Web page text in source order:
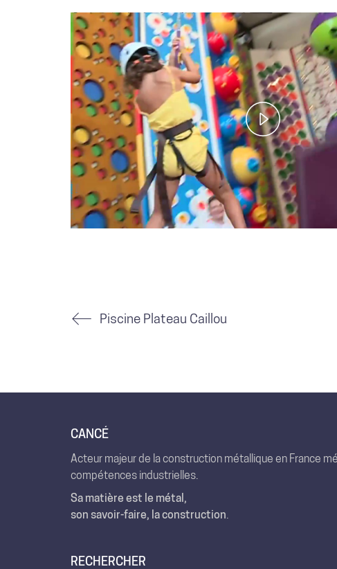
Play
Video
Piscine Plateau Caillou
CANCÉ
Acteur majeur de la construction métallique en France
compétences industrielles.
Sa matière est le métal,
son savoir-faire, la construction.
RECHERCHER